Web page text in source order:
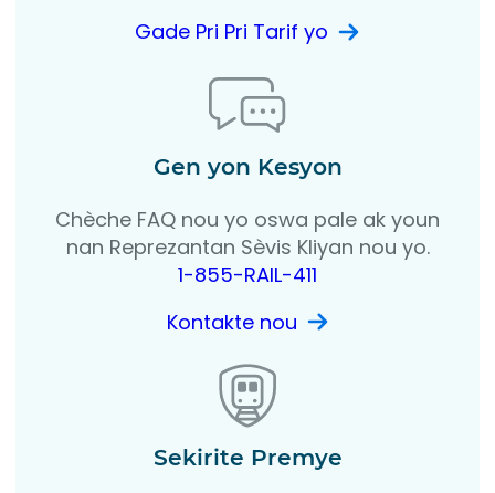
Gade Pri Pri Tarif yo
Gen yon Kesyon
Chèche FAQ nou yo oswa pale ak youn
nan Reprezantan Sèvis Kliyan nou yo.
1-855-RAIL-411
Kontakte nou
Sekirite Premye